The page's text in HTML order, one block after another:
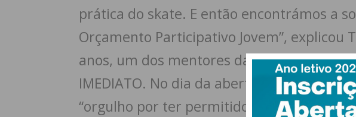
prática do skate. E então encontrámos a
Orçamento Participativo Jovem”, explicou
anos, um dos mentores da iniciativa, em
IMEDIATO. No dia da abertura oficial, o
“orgulho por ter permitido que Paredes